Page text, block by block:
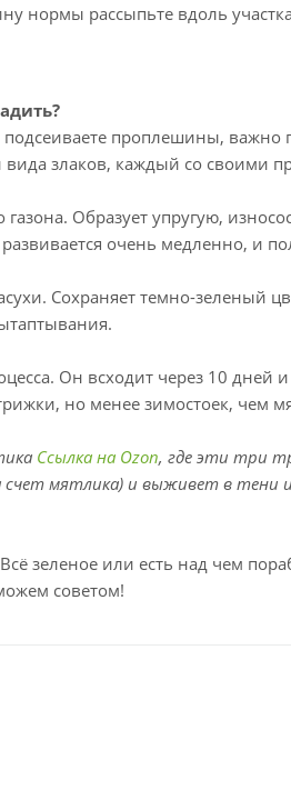
нормы рассыпьте вдоль
подсеиваете проплешины,
вида злаков, каждый со своими
газона. Образует упругую,
очень медленно, и
Сохраняет темно-зеленый
Он всходит через 10 дней
но менее зимостоек, чем
Ссылка на Ozon, где эти три
мятлика) и выживет в тени
зеленое или есть над чем
советом!